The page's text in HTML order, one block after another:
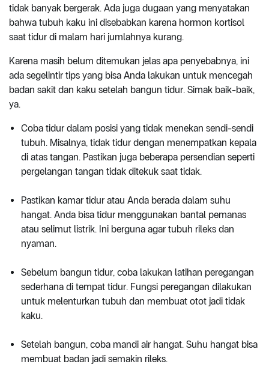
tidak banyak bergerak. Ada juga dugaan yang menyatakan
bahwa tubuh kaku ini disebabkan karena hormon kortisol
saat tidur di malam hari jumlahnya kurang.
Karena masih belum ditemukan jelas apa penyebabnya, ini
ada segelintir tips yang bisa Anda lakukan untuk mencegah
badan sakit dan kaku setelah bangun tidur. Simak baik-baik,
ya.
Coba tidur dalam posisi yang tidak menekan sendi-sendi
tubuh. Misalnya, tidak tidur dengan menempatkan kepala
di atas tangan. Pastikan juga beberapa persendian seperti
pergelangan tangan tidak ditekuk saat tidak.
Pastikan kamar tidur atau Anda berada dalam suhu
hangat. Anda bisa tidur menggunakan bantal pemanas
atau selimut listrik. Ini berguna agar tubuh rileks dan
nyaman.
Sebelum bangun tidur, coba lakukan latihan peregangan
sederhana di tempat tidur. Fungsi peregangan dilakukan
untuk melenturkan tubuh dan membuat otot jadi tidak
kaku.
Setelah bangun, coba mandi air hangat. Suhu hangat bisa
membuat badan jadi semakin rileks.